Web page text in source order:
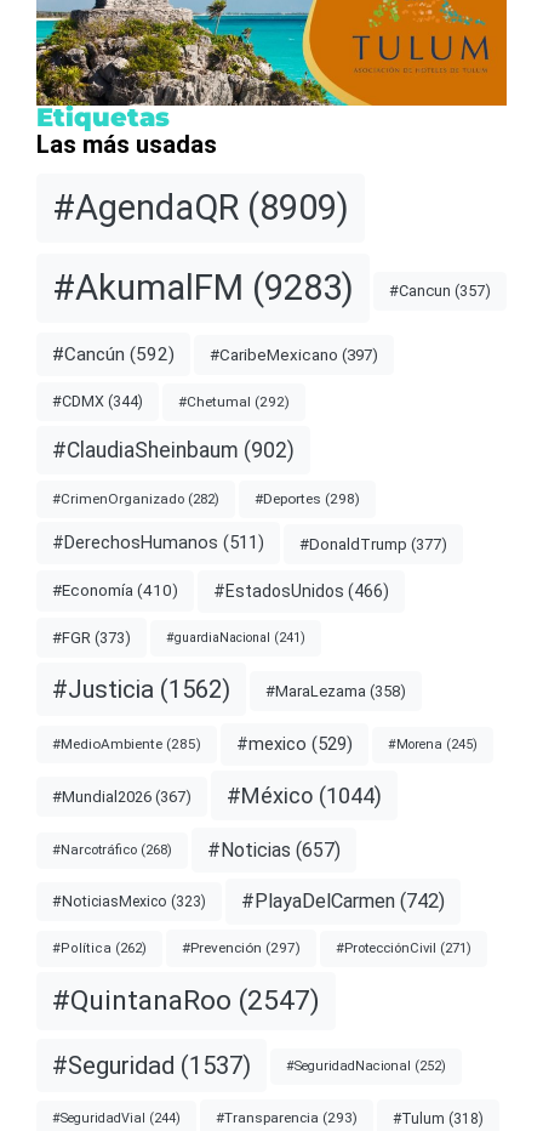
Etiquetas
Las más usadas
#AgendaQR (8909)
#AkumalFM (9283) #Cancun (357)
#Cancún (592) #CaribeMexicano (397)
#CDMX (344) #Chetumal (292)
#ClaudiaSheinbaum (902)
#CrimenOrganizado (282) #Deportes (298)
#DerechosHumanos (511) #DonaldTrump (377)
#Economía (410) #EstadosUnidos (466)
#FGR (373) #guardiaNacional (241)
#Justicia (1562) #MaraLezama (358)
#MedioAmbiente (285) #mexico (529) #Morena (245)
#Mundial2026 (367) #México (1044)
#Narcotráfico (268) #Noticias (657)
#NoticiasMexico (323) #PlayaDelCarmen (742)
#Política (262) #Prevención (297) #ProtecciónCivil (271)
#QuintanaRoo (2547)
#Seguridad (1537) #SeguridadNacional (252)
#SeguridadVial (244) #Transparencia (293) #Tulum (318)